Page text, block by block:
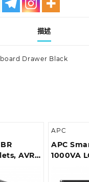
描述
Drawer Black
AVR,
APC
APC
1000VA